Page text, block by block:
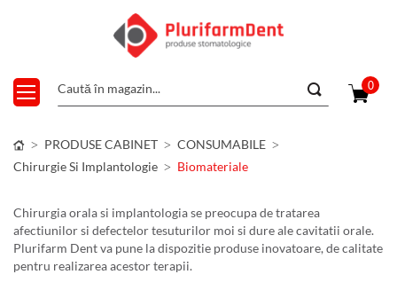
0
PRODUSE CABINET
CONSUMABILE
Chirurgie Si Implantologie
Biomateriale
Chirurgia orala si implantologia se preocupa de tratarea
afectiunilor si defectelor tesuturilor moi si dure ale cavitatii orale.
Plurifarm Dent va pune la dispozitie produse inovatoare, de calitate
pentru realizarea acestor terapii.